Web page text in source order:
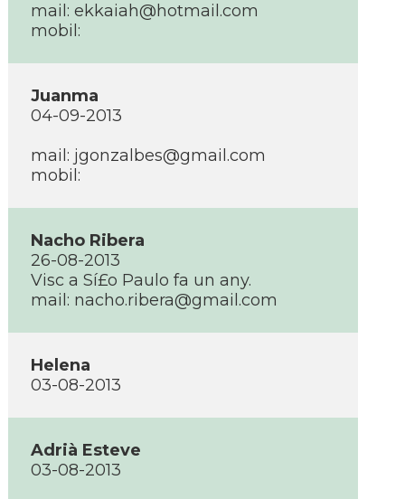
mail: ekkaiah@hotmail.com
mobil:
Juanma
04-09-2013
mail: jgonzalbes@gmail.com
mobil:
Nacho Ribera
26-08-2013
Visc a Sí£o Paulo fa un any.
mail: nacho.ribera@gmail.com
Helena
03-08-2013
Adrià Esteve
03-08-2013